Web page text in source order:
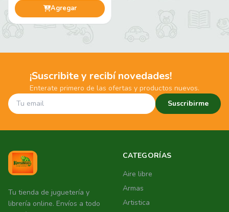
Agregar
¡Suscribite y recibí novedades!
Enterate primero de las ofertas y productos nuevos.
Suscribirme
Tu tienda de juguetería y
librería online. Envíos a todo
CATEGORÍAS
Aire libre
Armas
Artistica